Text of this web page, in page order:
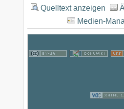
Quelltext anzeigen
Medien-